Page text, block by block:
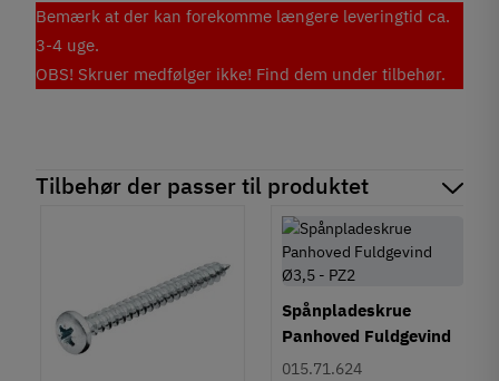
Bemærk at der kan forekomme længere leveringtid ca.
3-4 uge.
OBS! Skruer medfølger ikke! Find dem under tilbehør.
Tilbehør der passer til produktet
Spånpladeskrue
Panhoved Fuldgevind
Ø3,5 - PZ2
015.71.624